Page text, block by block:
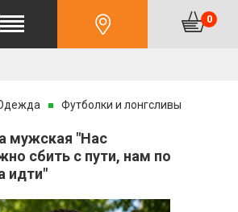
0
Футболки и лонгсливы
мужская "Нас
сбить с пути, нам по
идти"